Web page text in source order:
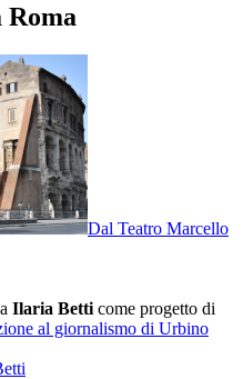
Dal Teatro Marcello
Ilaria Betti come progetto di
al giornalismo di Urbino